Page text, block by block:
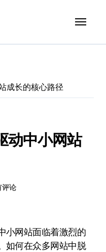
成长的核心路径
动中小网站
评论
如何在众多网站中脱